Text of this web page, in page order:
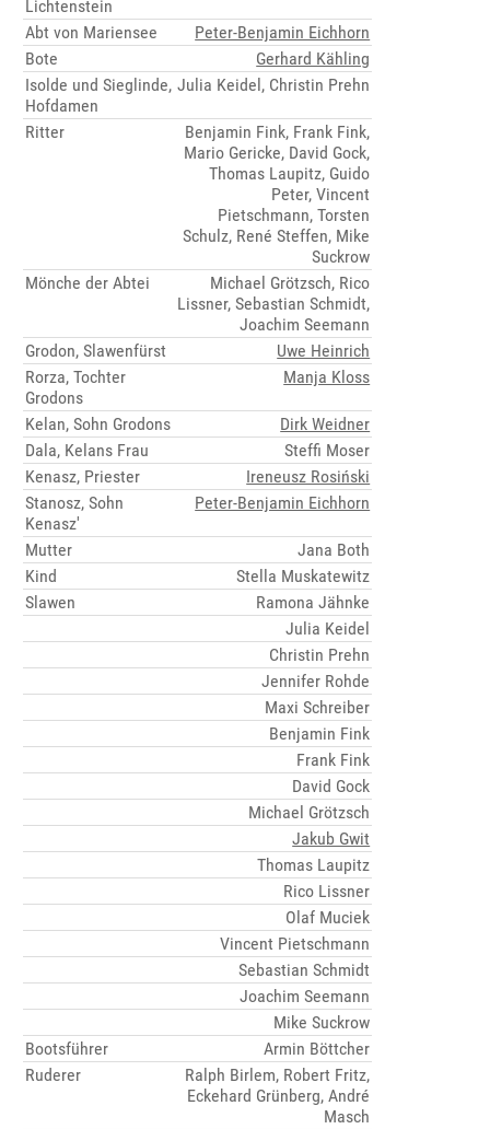
Lichtenstein
Abt von Mariensee
Peter-Benjamin Eichhorn
Bote
Gerhard Kähling
Isolde und Sieglinde,
Hofdamen
Julia Keidel, Christin Prehn
Ritter
Benjamin Fink, Frank Fink,
Mario Gericke, David Gock,
Thomas Laupitz, Guido
Peter, Vincent
Pietschmann, Torsten
Schulz, René Steffen, Mike
Suckrow
Mönche der Abtei
Michael Grötzsch, Rico
Lissner, Sebastian Schmidt,
Joachim Seemann
Grodon, Slawenfürst
Uwe Heinrich
Rorza, Tochter
Grodons
Manja Kloss
Kelan, Sohn Grodons
Dirk Weidner
Dala, Kelans Frau
Steffi Moser
Kenasz, Priester
Ireneusz Rosiński
Stanosz, Sohn
Kenasz'
Peter-Benjamin Eichhorn
Mutter
Jana Both
Kind
Stella Muskatewitz
Slawen
Ramona Jähnke
Julia Keidel
Christin Prehn
Jennifer Rohde
Maxi Schreiber
Benjamin Fink
Frank Fink
David Gock
Michael Grötzsch
Jakub Gwit
Thomas Laupitz
Rico Lissner
Olaf Muciek
Vincent Pietschmann
Sebastian Schmidt
Joachim Seemann
Mike Suckrow
Bootsführer
Armin Böttcher
Ruderer
Ralph Birlem, Robert Fritz,
Eckehard Grünberg, André
Masch